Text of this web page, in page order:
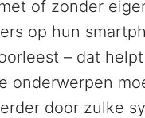
of zonder
op hun
– dat
onderwerpen
door zulke